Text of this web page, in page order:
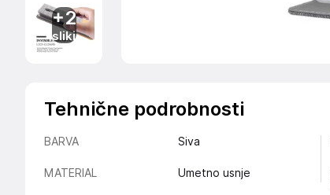
+2
sliki
Tehnične podrobnosti
BARVA Siva
MATERIAL Umetno usnje